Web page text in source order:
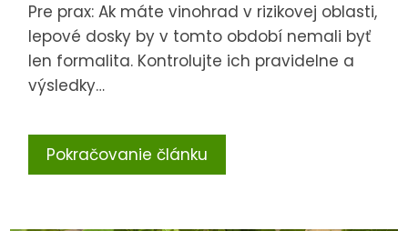
Pre prax: Ak máte vinohrad v rizikovej oblasti,
lepové dosky by v tomto období nemali byť
len formalita. Kontrolujte ich pravidelne a
výsledky…
Pokračovanie článku